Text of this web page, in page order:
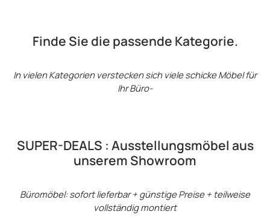
Finde Sie die passende Kategorie.
In vielen Kategorien verstecken sich viele schicke Möbel für
Ihr Büro-
SUPER-DEALS : Ausstellungsmöbel aus
unserem Showroom
Büromöbel: sofort lieferbar + günstige Preise + teilweise
vollständig montiert